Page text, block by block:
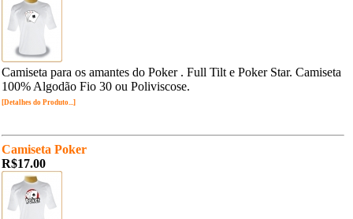
Camiseta para os amantes do Poker . Full Tilt e Poker Star. Camiseta
100% Algodão Fio 30 ou Poliviscose.
[Detalhes do Produto...]
Camiseta Poker
R$17.00